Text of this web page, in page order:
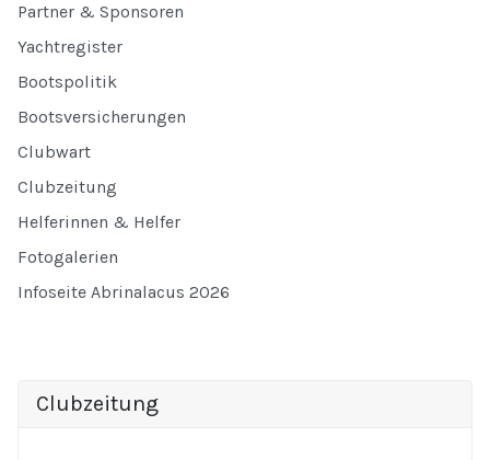
Partner & Sponsoren
Yachtregister
Bootspolitik
Bootsversicherungen
Clubwart
Clubzeitung
Helferinnen & Helfer
Fotogalerien
Infoseite Abrinalacus 2026
Clubzeitung